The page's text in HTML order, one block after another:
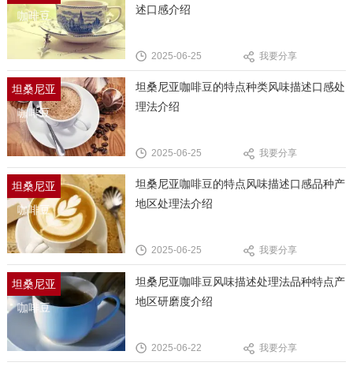
咖啡豆
述口感介绍
2025-06-25 我要分享
坦桑尼亚
咖啡豆
坦桑尼亚咖啡豆的特点种类风味描述口感处
理法介绍
2025-06-25 我要分享
坦桑尼亚
咖啡豆
坦桑尼亚咖啡豆的特点风味描述口感品种产
地区处理法介绍
2025-06-25 我要分享
坦桑尼亚
咖啡豆
坦桑尼亚咖啡豆风味描述处理法品种特点产
地区研磨度介绍
2025-06-22 我要分享